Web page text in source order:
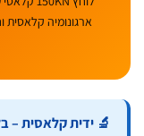
ארגונומיה קלאסית
🔬 ידית קלאסית – בלי כנף